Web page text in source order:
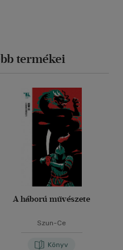
termékei
A háború művészete
Szun-Ce
Könyv